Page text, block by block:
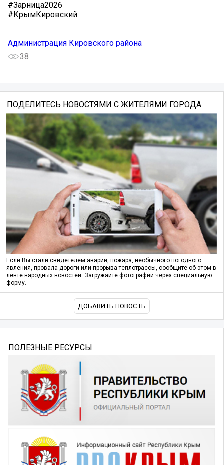
#Зарница2026
#КрымКировский
Администрация Кировского района
38
ПОДЕЛИТЕСЬ НОВОСТЯМИ С ЖИТЕЛЯМИ ГОРОДА
Если Вы стали свидетелем аварии, пожара, необычного погодного
явления, провала дороги или прорыва теплотрассы, сообщите об этом в
ленте народных новостей. Загружайте фотографии через специальную
форму.
ДОБАВИТЬ НОВОСТЬ
ПОЛЕЗНЫЕ РЕСУРСЫ